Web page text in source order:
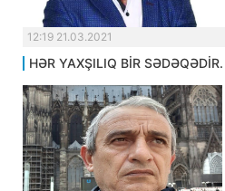
12:19 21.03.2021
HƏR YAXŞILIQ BİR SƏDƏQƏDİR.